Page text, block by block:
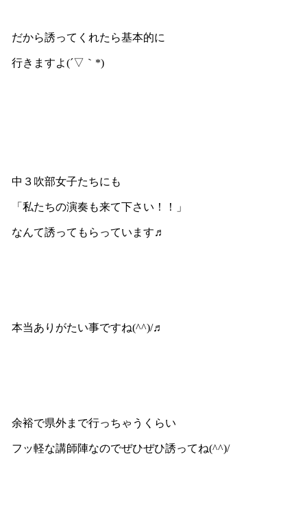
だから誘ってくれたら基本的に
行きますよ(´▽｀*)
中３吹部女子たちにも
「私たちの演奏も来て下さい！！」
なんて誘ってもらっています♬
本当ありがたい事ですね(^^)/♬
余裕で県外まで行っちゃうくらい
フッ軽な講師陣なのでぜひぜひ誘ってね(^^)/